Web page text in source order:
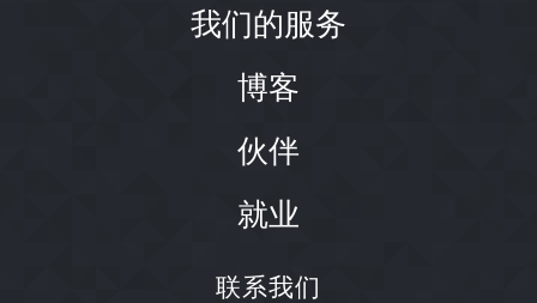
我们的服务
博客
伙伴
就业
联系我们